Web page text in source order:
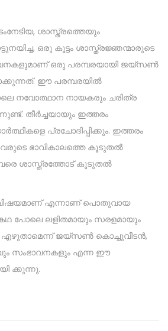
ശാസ്ത്രത്തെയും
ഒരു കൂട്ടം ശാസ്ത്രജ്ഞന്മാരുടെ
ഒരു പരമ്പരയായി ജയ്‌സൺ
ഈ പരമ്പരയിൽ
നവോത്ഥാന നായകരും ചരിത്ര
തീർച്ചയായും ഇത്തരം
പ്രചോദിപ്പിക്കും. ഇത്തരം
ഭാവികാലത്തെ കൂടുതൽ
ശാസ്ത്രത്തോട് കൂടുതൽ
വിഷയമാണ് എന്നാണ് പൊതുവായ
പോലെ ലളിതമായും സരളമായും
എഴുതാമെന്ന് ജയ്‌സൺ കൊച്ചുവീടൻ,
സംഭാവനകളും എന്ന ഈ
ക്കുന്നു.